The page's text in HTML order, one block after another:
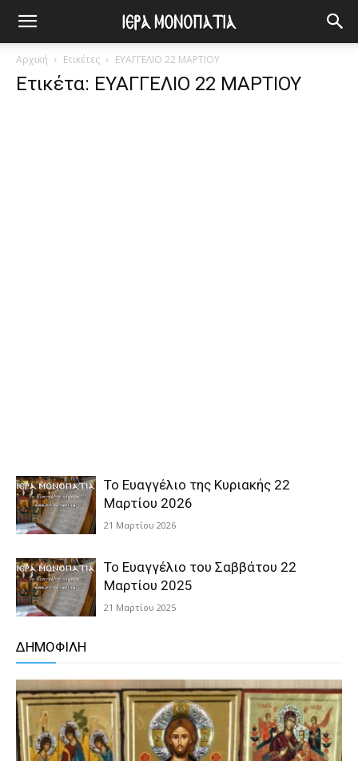
Αρχική Ετικέτες ΕΥΑΓΓΕΛΙΟ 22 ΜΑΡΤΙΟΥ
Ετικέτα: ΕΥΑΓΓΕΛΙΟ 22 ΜΑΡΤΙΟΥ
Το Ευαγγέλιο της Κυριακής 22
Μαρτίου 2026
21 Μαρτίου 2026
Το Ευαγγέλιο του Σαββάτου 22
Μαρτίου 2025
21 Μαρτίου 2025
ΔΗΜΟΦΙΛΗ